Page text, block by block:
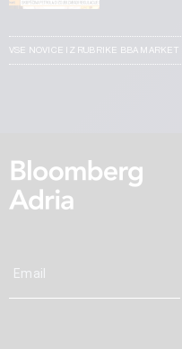
VSE NOVICE IZ RUBRIKE BBA MARKET